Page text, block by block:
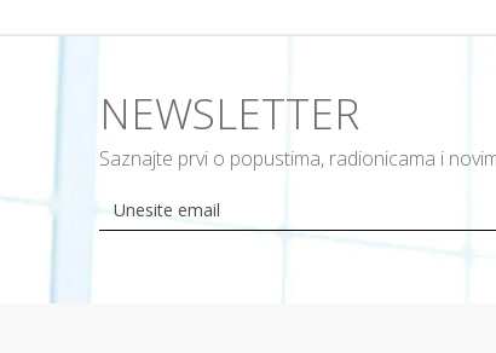
NEWSLETTER
Saznajte prvi o popustima, radionicama i